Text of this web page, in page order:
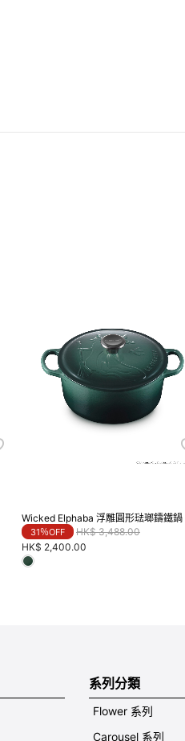
Wicked Elphaba 浮雕圓形琺瑯鑄鐵鍋
31％OFF Price reduced from
HK$ 3,488.00to
HK$ 2,400.00
系列分類
Flower 系列
Carousel 系列